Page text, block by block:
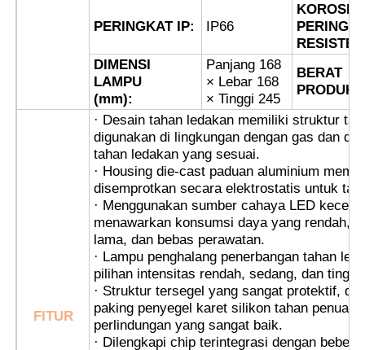
Kotak Buktinya Ledakan
saklar tahan ledakan
Kelenjar Kabel Buktinya Ledakan
colokan dan soket anti ledakan
PERINGKAT IP: IP66
KOROSI
DIMENSI
LAMPU
(mm):
Panjang 168
× Lebar 168
× Tinggi 245
BERAT
PRODUK:
FITUR
· Desain tahan ledakan memiliki struktur
digunakan di lingkungan dengan gas dan
tahan ledakan yang sesuai.
· Housing die-cast paduan aluminium
disemprotkan secara elektrostatis untuk
· Menggunakan sumber cahaya LED
menawarkan konsumsi daya yang rendah,
lama, dan bebas perawatan.
· Lampu penghalang penerbangan tahan
pilihan intensitas rendah, sedang, dan tinggi.
· Struktur tersegel yang sangat protektif,
paking penyegel karet silikon tahan
perlindungan yang sangat baik.
· Dilengkapi chip terintegrasi dengan